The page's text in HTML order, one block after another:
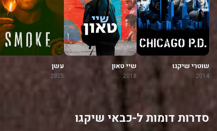
שוטרי שיקגו
2014
שיי טאון
2018
עשן
2025
סדרות דומות ל-כבאי שיקגו